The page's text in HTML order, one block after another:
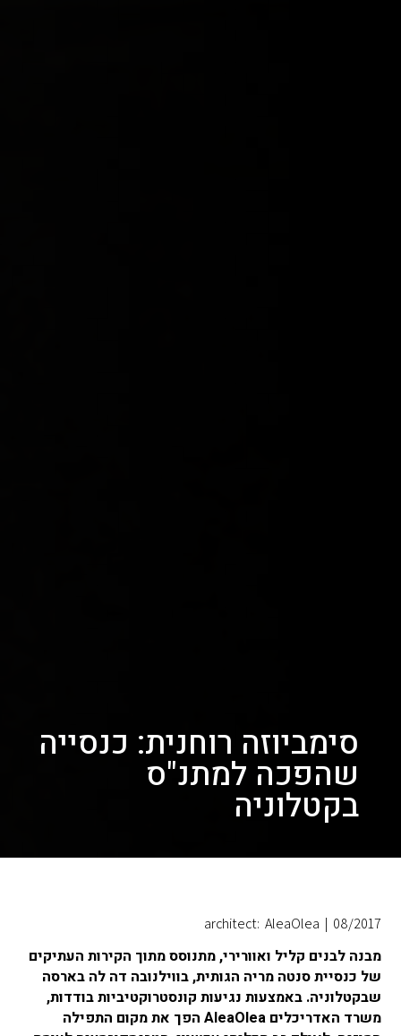
סימביוזה רוחנית: כנסייה
שהפכה למתנ"ס
בקטלוניה
08/2017
|
architect: AleaOlea
מבנה לבנים קליל ואוורירי, מתנוסס מתוך הקירות העתיקים
של כנסיית סנטה מריה הגותית, בווילנובה דה לה בארסה
שבקטלוניה. באמצעות נגיעות קונסטרוקטיביות בודדות,
משרד האדריכלים AleaOlea הפך את מקום התפילה